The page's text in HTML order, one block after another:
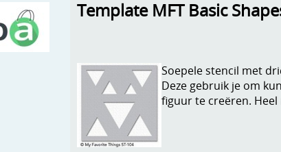
Template MFT Basic
Soepele stencil met
Deze gebruik je om
figuur te creëren.